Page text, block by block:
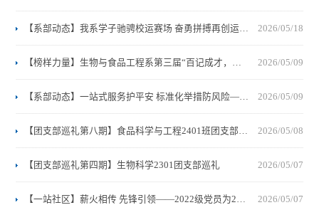
2026/05/18
2026/05/09
2026/05/09
2026/05/08
【团支部巡礼第四期】生物科学2301团支部巡礼 2026/05/07
2026/05/07